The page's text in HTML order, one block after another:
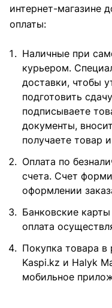
интернет-магазине
оплаты:
Наличные при
курьером.
доставки, чтобы
подготовить
подписываете
документы,
получаете товар
Оплата по
счета. Счет
оформлении
Банковские
оплата
Покупка товара в
Kaspi.kz и Halyk
мобильное